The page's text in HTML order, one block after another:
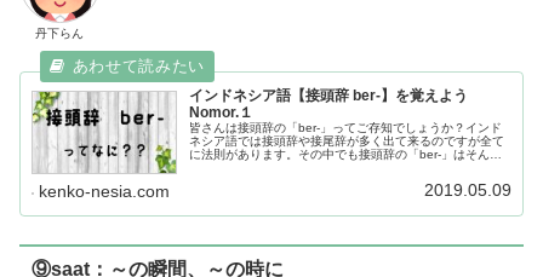
丹下らん
インドネシア語【接頭辞 ber-】を覚えよう
Nomor.１
皆さんは接頭辞の「ber-」ってご存知でしょうか？インド
ネシア語では接頭辞や接尾辞が多く出て来るのですが全て
に法則があります。その中でも接頭辞の「ber-」はそんな
頭辞の「ber-」を十分に理解することが出来ます。それで
kenko-nesia.com 2019.05.09
⑨saat：～の瞬間、～の時に